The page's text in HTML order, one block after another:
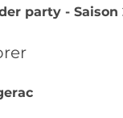
party - Saison
Sauveur de
différentes
les